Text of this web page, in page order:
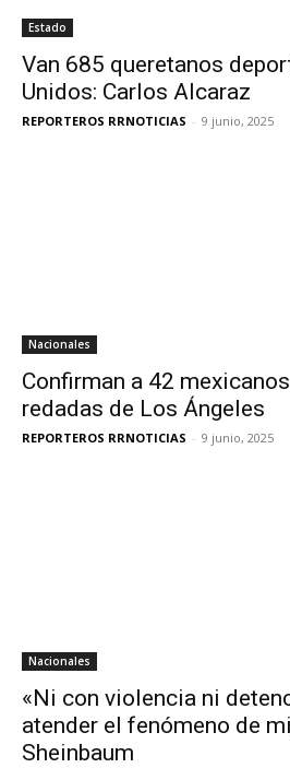
Estado
Van 685 queretanos
Unidos: Carlos Alcaraz
REPORTEROS RRNOTICIAS - 9 junio, 2025
Nacionales
Confirman a 42
redadas de Los Ángeles
REPORTEROS RRNOTICIAS - 9 junio, 2025
Nacionales
«Ni con violencia ni
atender el fenómeno de
Sheinbaum